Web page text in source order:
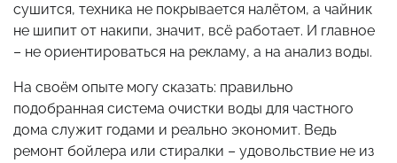
сушится, техника не покрывается налётом, а чайник
не шипит от накипи, значит, всё работает. И главное
– не ориентироваться на рекламу, а на анализ воды.
На своём опыте могу сказать: правильно
подобранная система очистки воды для частного
дома служит годами и реально экономит. Ведь
ремонт бойлера или стиралки – удовольствие не из